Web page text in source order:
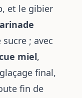
et le gibier
; avec
miel,
final,
fin de